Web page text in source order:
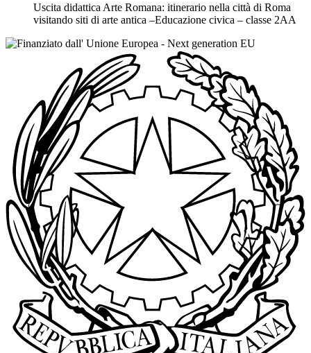
Uscita didattica Arte Romana: itinerario nella città di Roma
visitando siti di arte antica –Educazione civica – classe 2AA